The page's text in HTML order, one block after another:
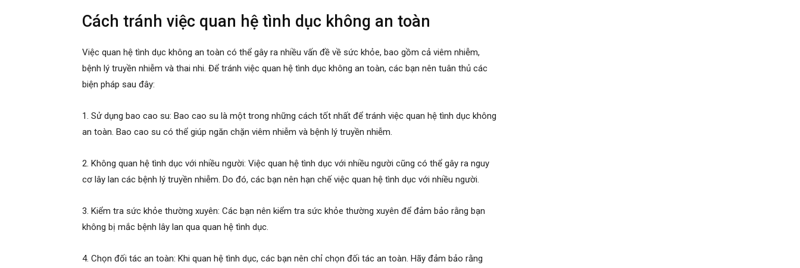
Cách tránh việc quan hệ tình dục không an toàn
Việc quan hệ tình dục không an toàn có thể gây ra nhiều vấn đề về sức khỏe, bao gồm cả viêm nhiễm,
bệnh lý truyền nhiễm và thai nhi. Để tránh việc quan hệ tình dục không an toàn, các bạn nên tuân thủ các
biện pháp sau đây:
1. Sử dụng bao cao su: Bao cao su là một trong những cách tốt nhất để tránh việc quan hệ tình dục không
an toàn. Bao cao su có thể giúp ngăn chặn viêm nhiễm và bệnh lý truyền nhiễm.
2. Không quan hệ tình dục với nhiều người: Việc quan hệ tình dục với nhiều người cũng có thể gây ra nguy
cơ lây lan các bệnh lý truyền nhiễm. Do đó, các bạn nên hạn chế việc quan hệ tình dục với nhiều người.
3. Kiểm tra sức khỏe thường xuyên: Các bạn nên kiểm tra sức khỏe thường xuyên để đảm bảo rằng bạn
không bị mắc bệnh lây lan qua quan hệ tình dục.
4. Chọn đối tác an toàn: Khi quan hệ tình dục, các bạn nên chỉ chọn đối tác an toàn. Hãy đảm bảo rằng